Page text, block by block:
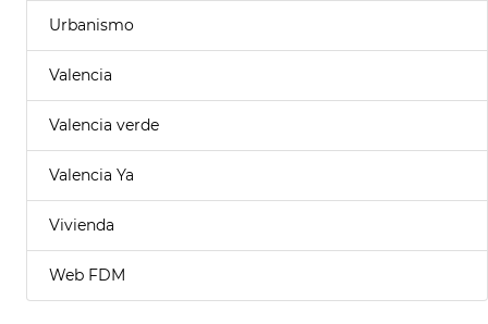
Urbanismo
Valencia
Valencia verde
Valencia Ya
Vivienda
Web FDM